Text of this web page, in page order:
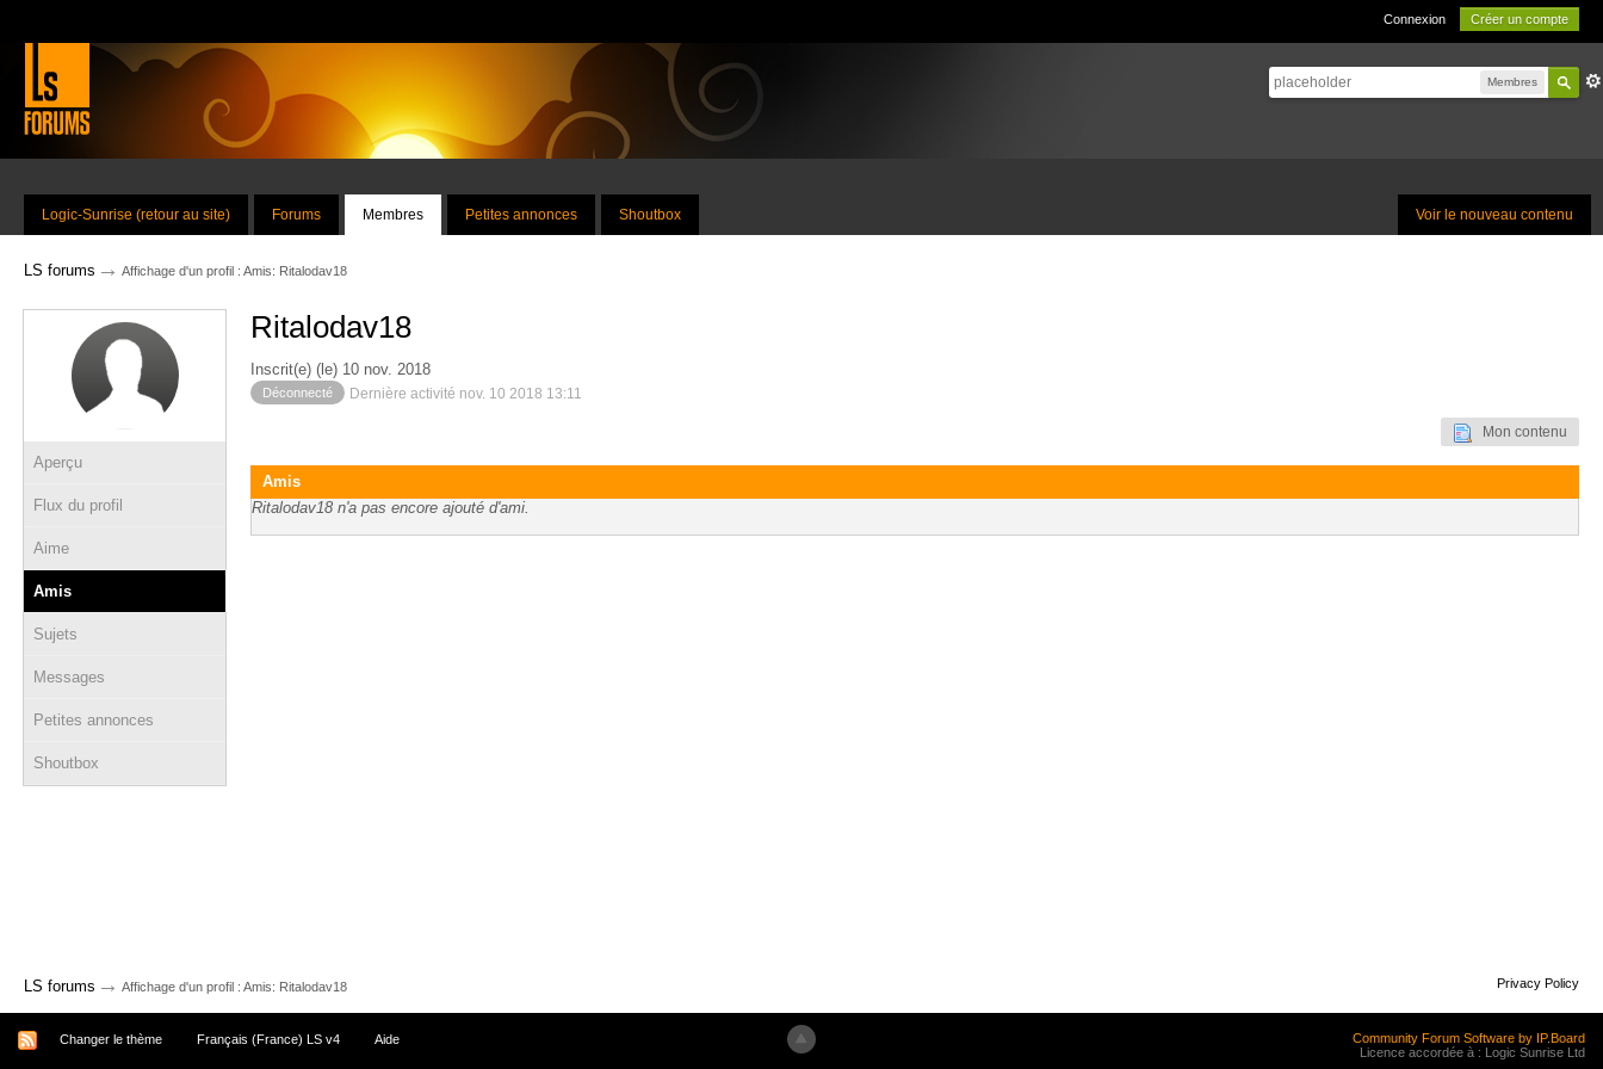
Connexion Créer un compte
Membres
Voir le nouveau contenu
Logic-Sunrise (retour au site) Forums Membres Petites annonces Shoutbox
LS forums → Affichage d'un profil : Amis: Ritalodav18
Aperçu
Flux du profil
Aime
Amis
Sujets
Messages
Petites annonces
Shoutbox
Ritalodav18
Inscrit(e) (le) 10 nov. 2018
Déconnecté Dernière activité nov. 10 2018 13:11
Mon contenu
Amis
Ritalodav18 n'a pas encore ajouté d'ami.
LS forums → Affichage d'un profil : Amis: Ritalodav18 Privacy Policy
Changer le thème Français (France) LS v4 Aide
Community Forum Software by IP.Board
Licence accordée à : Logic Sunrise Ltd